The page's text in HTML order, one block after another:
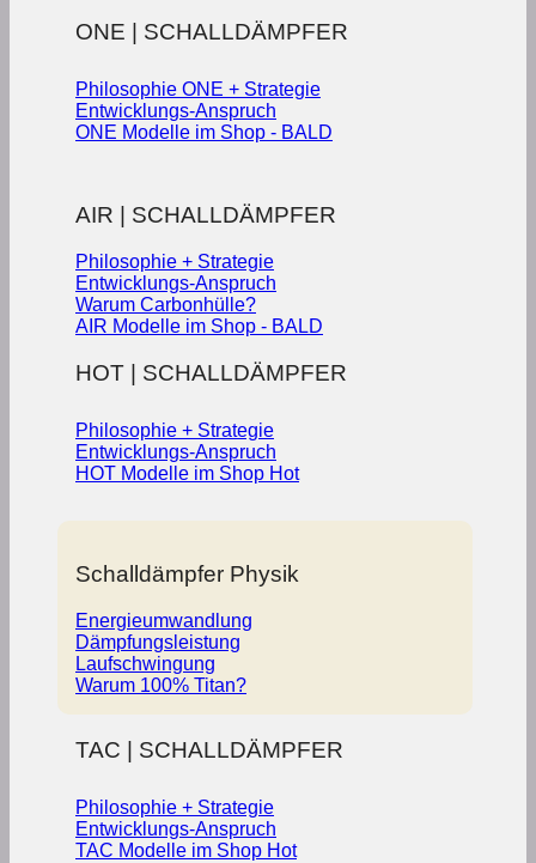
ONE | SCHALLDÄMPFER
Philosophie ONE + Strategie
Entwicklungs-Anspruch
ONE Modelle im Shop - BALD
AIR | SCHALLDÄMPFER
Philosophie + Strategie
Entwicklungs-Anspruch
Warum Carbonhülle?
AIR Modelle im Shop - BALD
HOT | SCHALLDÄMPFER
Philosophie + Strategie
Entwicklungs-Anspruch
HOT Modelle im Shop
Schalldämpfer Physik
Energieumwandlung
Dämpfungsleistung
Laufschwingung
Warum 100% Titan?
TAC | SCHALLDÄMPFER
Philosophie + Strategie
Entwicklungs-Anspruch
TAC Modelle im Shop